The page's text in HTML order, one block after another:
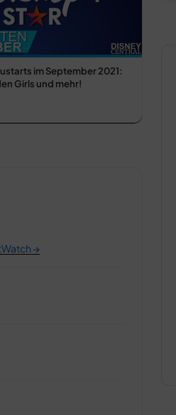
im September 2021:
Girls und mehr!
→